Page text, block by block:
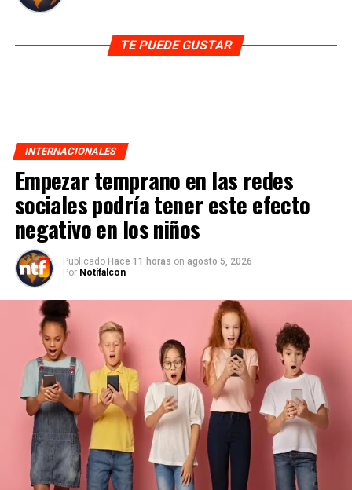
TE PUEDE GUSTAR
INTERNACIONALES
Empezar temprano en las redes
sociales podría tener este efecto
negativo en los niños
Publicado Hace 11 horas on agosto 5, 2026
Por Notifalcon